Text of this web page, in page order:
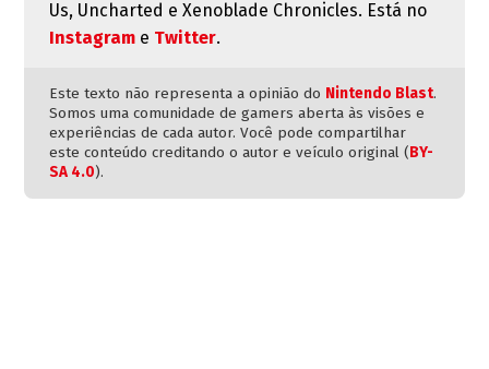
Us, Uncharted e Xenoblade Chronicles. Está no
Instagrame Twitter.
Este texto não representa a opinião do Nintendo Blast.
Somos uma comunidade de gamers aberta às visões e
experiências de cada autor. Você pode compartilhar
este conteúdo creditando o autor e veículo original (BY-
SA 4.0).